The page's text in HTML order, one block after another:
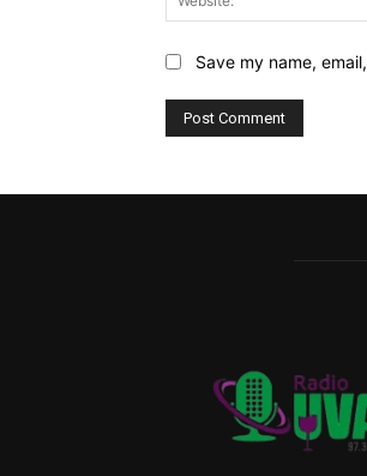
Save my name,